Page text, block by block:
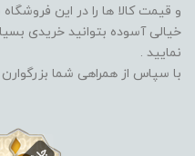
و قیمت کالا ها را در این فروشگاه
خیالی آسوده بتوانید خریدی
نمایید .
با سپاس از همراهی شما بزرگوارن